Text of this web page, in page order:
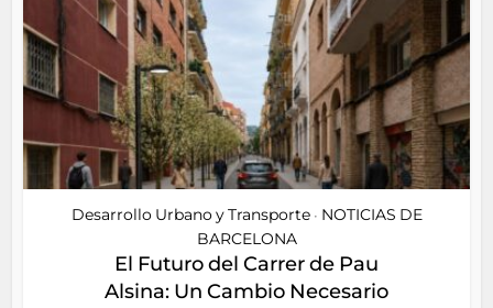
Desarrollo Urbano y Transporte • NOTICIAS DE
BARCELONA
El Futuro del Carrer de Pau
Alsina: Un Cambio Necesario